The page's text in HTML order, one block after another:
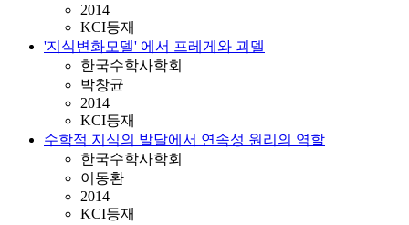
2014
KCI등재
'지식변화모델' 에서 프레게와 괴델
한국수학사학회
박창균
2014
KCI등재
수학적 지식의 발달에서 연속성 원리의 역할
한국수학사학회
이동환
2014
KCI등재